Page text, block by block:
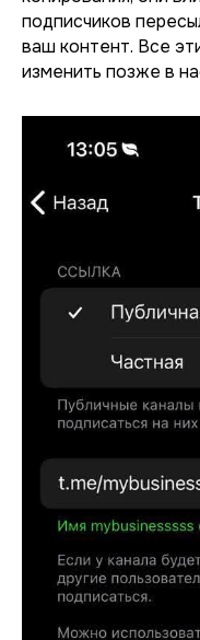
подписчиков
ваш контент. Все
изменить позже в